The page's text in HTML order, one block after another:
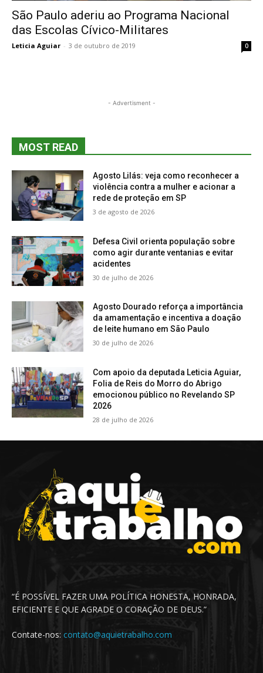
São Paulo aderiu ao Programa Nacional
das Escolas Cívico-Militares
Leticia Aguiar - 3 de outubro de 2019 0
- Advertisment -
MOST READ
Agosto Lilás: veja como reconhecer a
violência contra a mulher e acionar a
rede de proteção em SP
3 de agosto de 2026
Defesa Civil orienta população sobre
como agir durante ventanias e evitar
acidentes
30 de julho de 2026
Agosto Dourado reforça a importância
da amamentação e incentiva a doação
de leite humano em São Paulo
30 de julho de 2026
Com apoio da deputada Leticia Aguiar,
Folia de Reis do Morro do Abrigo
emocionou público no Revelando SP
2026
28 de julho de 2026
“É POSSÍVEL FAZER UMA POLÍTICA HONESTA, HONRADA,
EFICIENTE E QUE AGRADE O CORAÇÃO DE DEUS.”
Contate-nos: contato@aquietrabalho.com